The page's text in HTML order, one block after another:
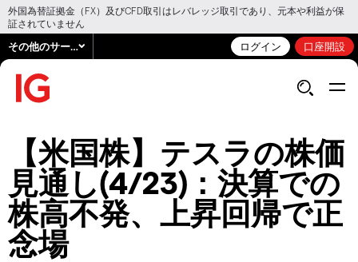
外国為替証拠金（FX）及びCFD取引はレバレッジ取引であり、元本や利益が保
証されていません
その他のサービス ログイン 口座開設
【米国株】テスラの株価
見通し(4/23)：決算での
株高不発、上昇回帰で正
念場